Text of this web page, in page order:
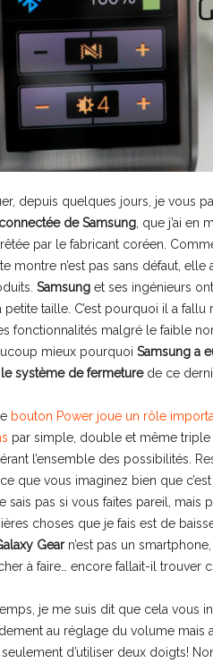
depuis quelques jours, je vous
de Samsung, que j’ai en
par le fabricant coréen.
montre n’est pas sans défaut, elle
Samsunget ses ingénieurs
taille. C’est pourquoi il a fallu
fonctionnalités malgré le faible
mieux pourquoi Samsung a
système de fermeturede ce
bouton Power joue un rôle
par simple, double et même
l’ensemble des possibilités.
que vous imaginez bien que
sais pas si vous faites pareil, mais
choses que je fais est de
Gearn’est pas un
à faire… encore fallait-il trouver
je me suis dit que cela vous
au réglage du volume mais
d’utiliser deux doigts!